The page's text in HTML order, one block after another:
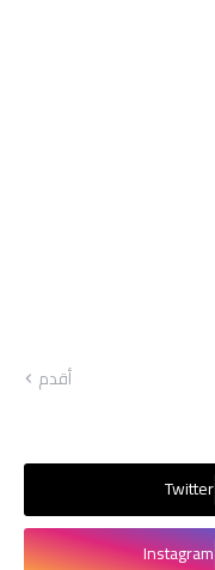
أقدم
Twitter
Instagram